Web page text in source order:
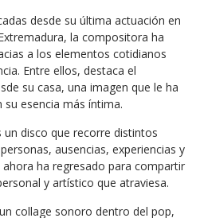
desde su última actuación en
la compositora ha
a los elementos cotidianos
Entre ellos, destaca el
su casa, una imagen que le ha
esencia más íntima.
un disco que recorre distintos
ausencias, experiencias y
ha regresado para compartir
y artístico que atraviesa.
collage sonoro dentro del pop,